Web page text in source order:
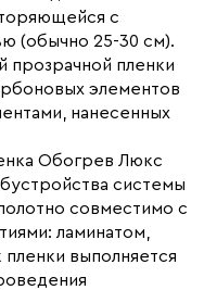
19.0
1000
2x19
15
с
(обычно 25-30 см).
прозрачной пленки
элементов
нанесенных
Обогрев Люкс
системы
совместимо с
ламинатом,
выполняется